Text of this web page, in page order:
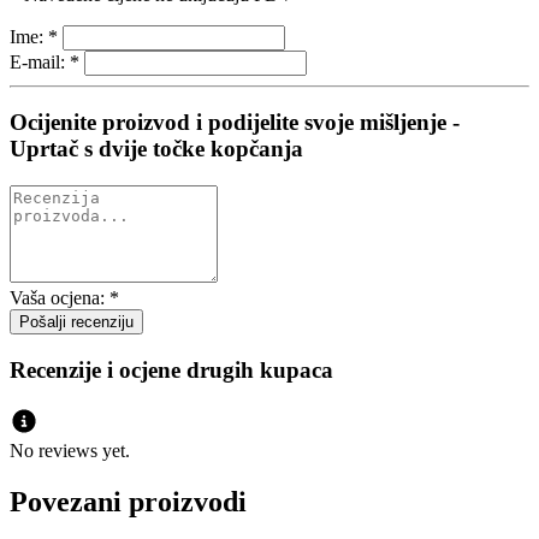
Ime: *
E-mail: *
Ocijenite proizvod i podijelite svoje mišljenje -
Uprtač s dvije točke kopčanja
Vaša ocjena: *
Recenzije i ocjene drugih kupaca
No reviews yet.
Povezani proizvodi